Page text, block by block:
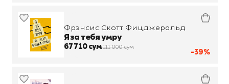
-39%
Фрэнсис Скотт Фицджеральд
Я за тебя умру
67 710 сум111 000 сум